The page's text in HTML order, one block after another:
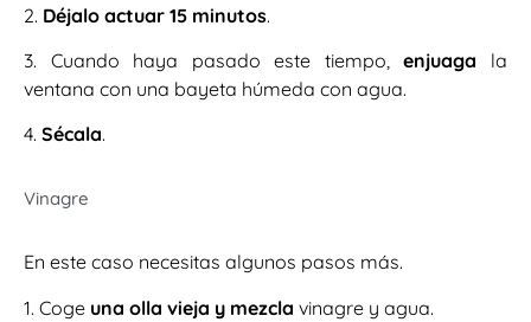
2. Déjalo actuar 15 minutos.
3. Cuando haya pasado este tiempo,enjuaga la
ventana con una bayeta húmeda con agua.
4. Sécala.
Vinagre
En este caso necesitas algunos pasos más.
1. Coge una olla vieja y mezcla vinagre y agua.